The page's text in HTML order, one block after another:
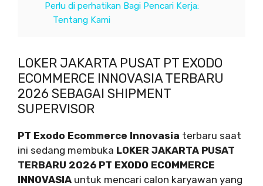
Perlu di perhatikan Bagi Pencari Kerja:
Tentang Kami
LOKER JAKARTA PUSAT PT EXODO
ECOMMERCE INNOVASIA TERBARU
2026 SEBAGAI SHIPMENT
SUPERVISOR
PT Exodo Ecommerce Innovasia terbaru saat
ini sedang membuka LOKER JAKARTA PUSAT
TERBARU 2026 PT EXODO ECOMMERCE
INNOVASIA untuk mencari calon karyawan yang